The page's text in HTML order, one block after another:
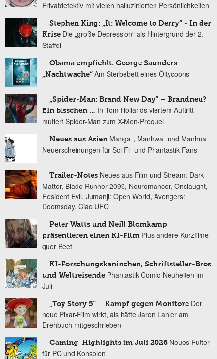
Privatdetektiv mit vielen halluzinierten Persönlichkeiten
Stephen King: „It: Welcome to Derry“ - In der
Krise Die „große Depression“ als Hintergrund der 2.
Staffel
Obama empfiehlt: George Saunders
„Nachtwache“ Am Sterbebett eines Öltycoons
„Spider-Man: Brand New Day“ – Brandneu?
Ein bisschen … In Tom Hollands viertem Auftritt
mutiert Spider-Man zum X-Men-Prequel
Neues aus Asien Manga-, Manhwa- und Manhua-
Neuerscheinungen für Sci-Fi- und Phantastik-Fans
Trailer-Notes Neues aus Film und Stream: Dark
Matter, Blade Runner 2099, Neuromancer, Onslaught,
Resident Evil, Jumanji: Open World, Avengers:
Doomsday, Ciao UFO
Peter Watts und Neill Blomkamp
präsentieren einen KI-Film Plus andere Kurzfilme
quer Beet
KI-Forschungskaninchen, Schriftsteller-Bros
und Weltreisende Phantastik-Comic-Neuheiten im
Juli
„Toy Story 5“ – Kampf gegen Monitore Der
neue Pixar-Film wirkt, als hätte Jaron Lanier am
Drehbuch mitgeschrieben
Gaming-Highlights im Juli 2026 Neues Futter
für PC und Konsolen